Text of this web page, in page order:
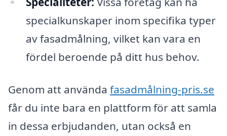
specialkunskaper inom specifika typer
av fasadmålning, vilket kan vara en
fördel beroende på ditt hus behov.
Genom att använda fasadmålning-pris.se
får du inte bara en plattform för att samla
in dessa erbjudanden, utan också en